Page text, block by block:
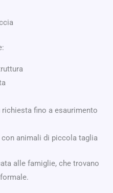
fino a esaurimento
animali di piccola taglia
alle famiglie, che trovano